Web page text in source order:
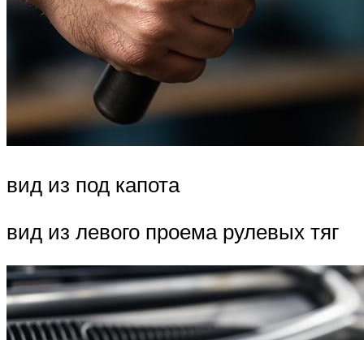
вид из под капота
вид из левого проема рулевых тяг